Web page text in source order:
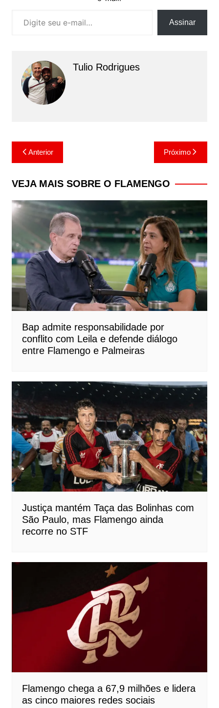
Assinar
Tulio Rodrigues
Navegação
de
Post
Anterior Próximo
VEJA MAIS SOBRE O FLAMENGO
Bap admite responsabilidade por
conflito com Leila e defende diálogo
entre Flamengo e Palmeiras
Justiça mantém Taça das Bolinhas com
São Paulo, mas Flamengo ainda
recorre no STF
Flamengo chega a 67,9 milhões e lidera
as cinco maiores redes sociais